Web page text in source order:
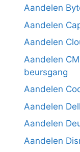
Aandelen
Aandelen
Aandelen
Aandelen
beursgang
Aandelen
Aandelen
Aandelen
Aandelen